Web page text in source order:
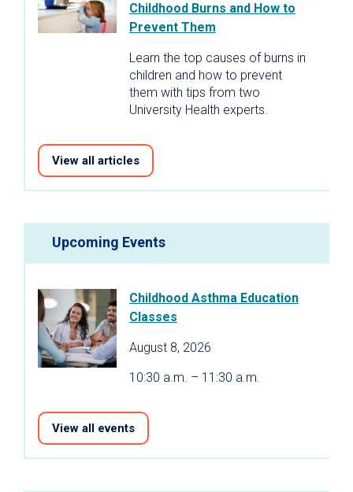
Childhood Burns and How to
Prevent Them
Learn the top causes of burns in
children and how to prevent
them with tips from two
University Health experts.
View all articles
Upcoming Events
Childhood Asthma Education
Classes
August 8, 2026
10:30 a.m. – 11:30 a.m.
View all events